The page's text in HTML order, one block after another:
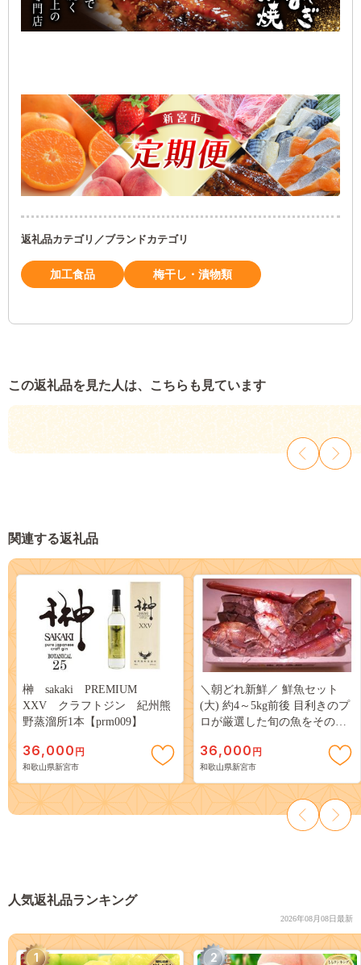
返礼品カテゴリ／ブランドカテゴリ
加工食品 梅干し・漬物類
この返礼品を見た人は、こちらも見ています
関連する返礼品
榊 sakaki PREMIUM
XXV クラフトジン 紀州熊
野蒸溜所1本【prm009】
36,000 円
和歌山県新宮市
＼朝どれ新鮮／ 鮮魚セット
(大) 約4～5kg前後 目利きのプ
ロが厳選した旬の魚をその日
36,000 円
和歌山県新宮市
人気返礼品ランキング
2026年08月08日最新
1 2